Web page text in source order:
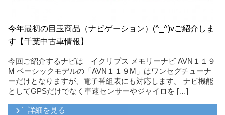
今年最初の目玉商品（ナビゲーション）(^_^)vご紹介しま
す【千葉中古車情報】
今回ご紹介するナビは イクリプス メモリーナビ AVN１１９
M ベーシックモデルの「AVN１１９M」はワンセグチューナ
ーだけとなりますが、電子番組表にも対応します。 ナビ機能
としてGPSだけでなく車速センサーやジャイロを […]
詳細を見る